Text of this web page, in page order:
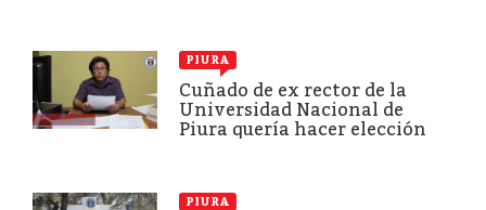
PIURA
Cuñado de ex rector de la
Universidad Nacional de
Piura quería hacer elección
PIURA